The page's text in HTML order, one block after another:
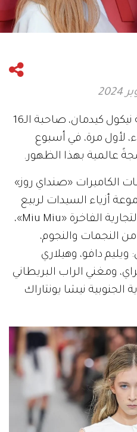
سارت ابنة النجمة الأميركية نيكول كيدمان، صاحبة الـ16
لأول مرة، في أسبوع
عالمية بهذا الظهور.
الكاميرات «صنداي روز»
أزياء السيدات لربيع
وصيف 2025، من العلامة التجارية الفاخرة «Miu Miu»،
النجمات والنجوم،
ويليم دافو، وهيلاري
ومغني الراب البريطاني
الجنوبية نيشا يونتاراك